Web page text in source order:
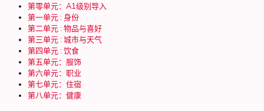
第零单元：A1级别导入
第一单元 : 身份
第二单元 : 物品与喜好
第三单元 : 城市与天气
第四单元 : 饮食
第五单元：服饰
第六单元：职业
第七单元：住宿
第八单元：健康